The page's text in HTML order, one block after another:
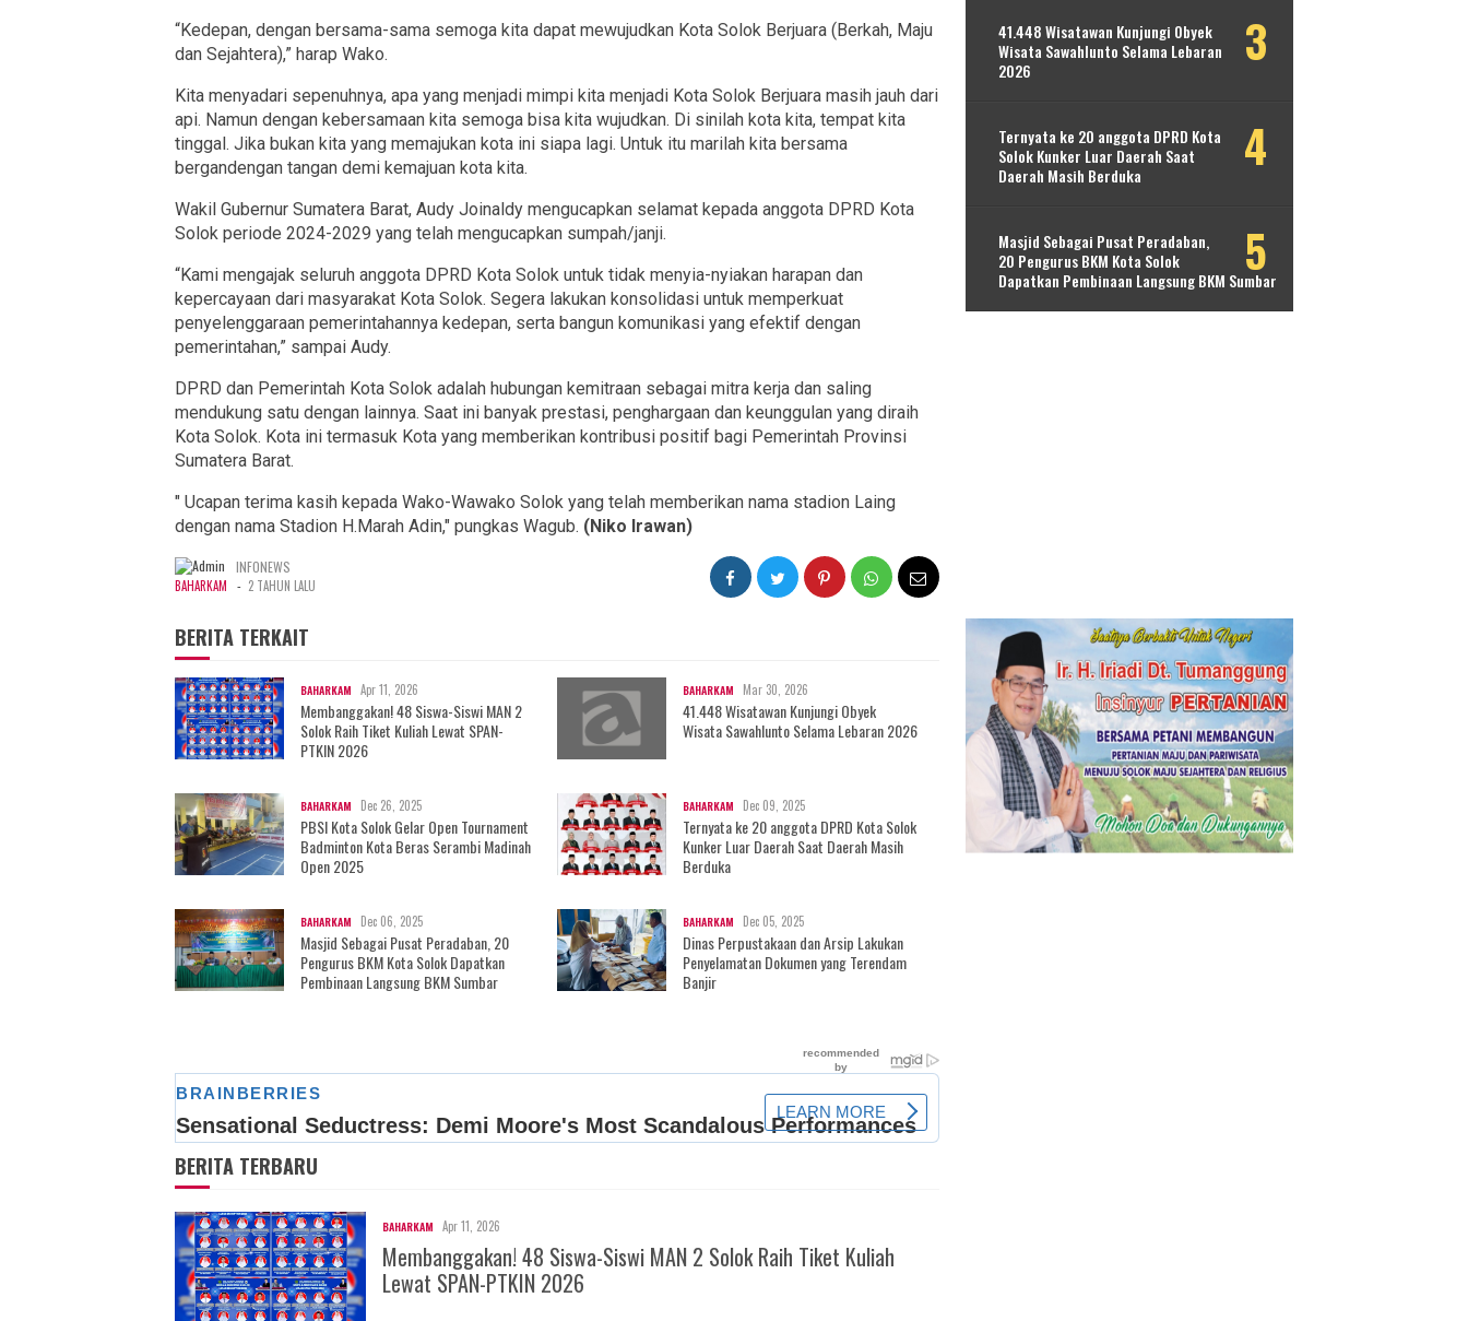
“Kedepan, dengan bersama-sama semoga kita dapat mewujudkan Kota Solok Berjuara (Berkah, Maju
dan Sejahtera),” harap Wako.
Kita menyadari sepenuhnya, apa yang menjadi mimpi kita menjadi Kota Solok Berjuara masih jauh dari
api. Namun dengan kebersamaan kita semoga bisa kita wujudkan. Di sinilah kota kita, tempat kita
tinggal. Jika bukan kita yang memajukan kota ini siapa lagi. Untuk itu marilah kita bersama
bergandengan tangan demi kemajuan kota kita.
Wakil Gubernur Sumatera Barat, Audy Joinaldy mengucapkan selamat kepada anggota DPRD Kota
Solok periode 2024-2029 yang telah mengucapkan sumpah/janji.
“Kami mengajak seluruh anggota DPRD Kota Solok untuk tidak menyia-nyiakan harapan dan
kepercayaan dari masyarakat Kota Solok. Segera lakukan konsolidasi untuk memperkuat
penyelenggaraan pemerintahannya kedepan, serta bangun komunikasi yang efektif dengan
pemerintahan,” sampai Audy.
DPRD dan Pemerintah Kota Solok adalah hubungan kemitraan sebagai mitra kerja dan saling
mendukung satu dengan lainnya. Saat ini banyak prestasi, penghargaan dan keunggulan yang diraih
Kota Solok. Kota ini termasuk Kota yang memberikan kontribusi positif bagi Pemerintah Provinsi
Sumatera Barat.
" Ucapan terima kasih kepada Wako-Wawako Solok yang telah memberikan nama stadion Laing
dengan nama Stadion H.Marah Adin," pungkas Wagub. (Niko Irawan)
INFONEWS
BAHARKAM - 2 TAHUN LALU
BERITA TERKAIT
BAHARKAM Apr 11, 2026
Membanggakan! 48 Siswa-Siswi MAN 2
Solok Raih Tiket Kuliah Lewat SPAN-
PTKIN 2026
BAHARKAM Mar 30, 2026
41.448 Wisatawan Kunjungi Obyek
Wisata Sawahlunto Selama Lebaran 2026
BAHARKAM Dec 26, 2025
PBSI Kota Solok Gelar Open Tournament
Badminton Kota Beras Serambi Madinah
Open 2025
BAHARKAM Dec 09, 2025
Ternyata ke 20 anggota DPRD Kota Solok
Kunker Luar Daerah Saat Daerah Masih
Berduka
BAHARKAM Dec 06, 2025
Masjid Sebagai Pusat Peradaban, 20
Pengurus BKM Kota Solok Dapatkan
Pembinaan Langsung BKM Sumbar
BAHARKAM Dec 05, 2025
Dinas Perpustakaan dan Arsip Lakukan
Penyelamatan Dokumen yang Terendam
Banjir
BERITA TERBARU
BAHARKAM Apr 11, 2026
Membanggakan! 48 Siswa-Siswi MAN 2 Solok Raih Tiket Kuliah
Lewat SPAN-PTKIN 2026
41.448 Wisatawan Kunjungi Obyek
Wisata Sawahlunto Selama Lebaran
2026
Ternyata ke 20 anggota DPRD Kota
Solok Kunker Luar Daerah Saat
Daerah Masih Berduka
Masjid Sebagai Pusat Peradaban,
20 Pengurus BKM Kota Solok
Dapatkan Pembinaan Langsung BKM Sumbar